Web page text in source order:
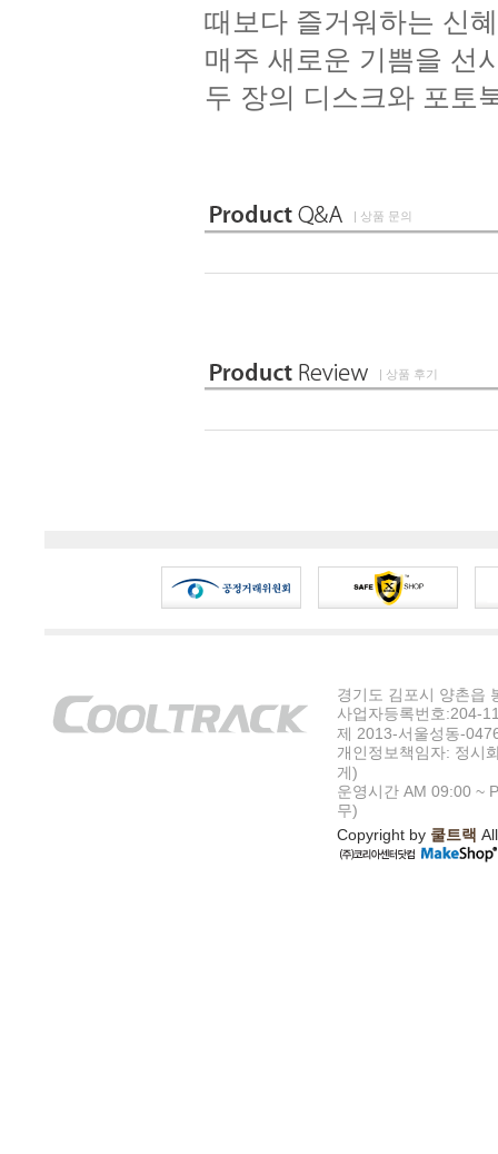
때보다 즐거워하는 신
매주 새로운 기쁨을 선
두 장의 디스크와 포토
| 상품 문의
| 상품 후기
경기도 김포시 양촌읍
사업자등록번호:204-
제 2013-서울성동-
개인정보책임자: 정시
게)
운영시간 AM 09:00 ~
무)
Copyright by 쿨트랙